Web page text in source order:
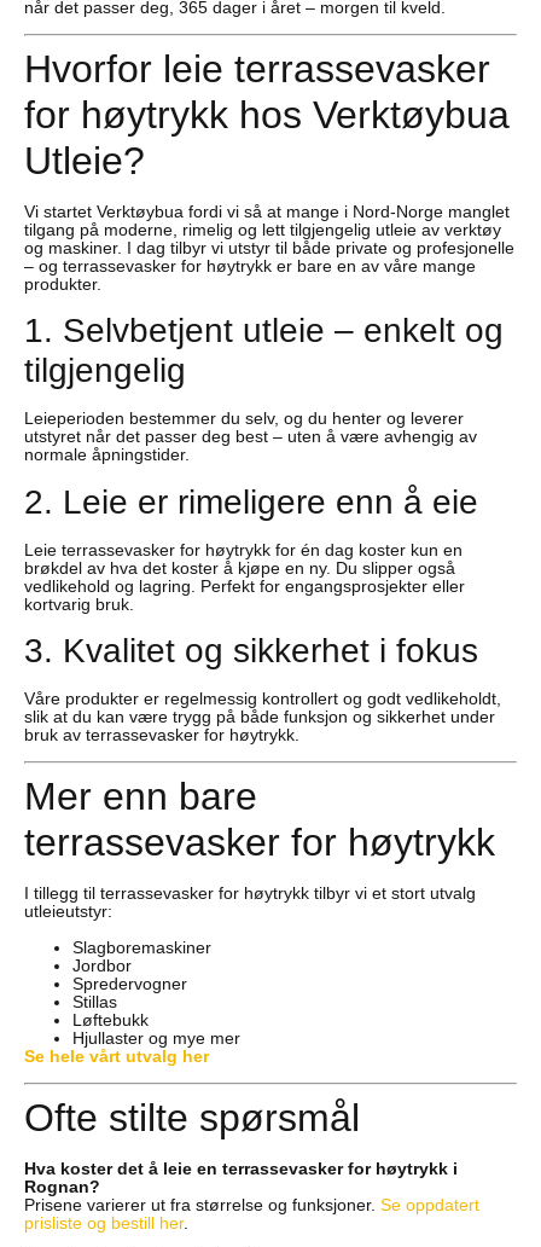
når det passer deg, 365 dager i året – morgen til kveld.
Hvorfor leie terrassevasker
for høytrykk hos Verktøybua
Utleie?
Vi startet Verktøybua fordi vi så at mange i Nord-Norge manglet
tilgang på moderne, rimelig og lett tilgjengelig utleie av verktøy
og maskiner. I dag tilbyr vi utstyr til både private og profesjonelle
– og terrassevasker for høytrykk er bare en av våre mange
produkter.
1. Selvbetjent utleie – enkelt og
tilgjengelig
Leieperioden bestemmer du selv, og du henter og leverer
utstyret når det passer deg best – uten å være avhengig av
normale åpningstider.
2. Leie er rimeligere enn å eie
Leie terrassevasker for høytrykk for én dag koster kun en
brøkdel av hva det koster å kjøpe en ny. Du slipper også
vedlikehold og lagring. Perfekt for engangsprosjekter eller
kortvarig bruk.
3. Kvalitet og sikkerhet i fokus
Våre produkter er regelmessig kontrollert og godt vedlikeholdt,
slik at du kan være trygg på både funksjon og sikkerhet under
bruk av terrassevasker for høytrykk.
Mer enn bare
terrassevasker for høytrykk
I tillegg til terrassevasker for høytrykk tilbyr vi et stort utvalg
utleieutstyr:
Slagboremaskiner
Jordbor
Spredervogner
Stillas
Løftebukk
Hjullaster og mye mer
Se hele vårt utvalg her
Ofte stilte spørsmål
Hva koster det å leie en terrassevasker for høytrykk i
Rognan?
Prisene varierer ut fra størrelse og funksjoner. Se oppdatert
prisliste og bestill her.